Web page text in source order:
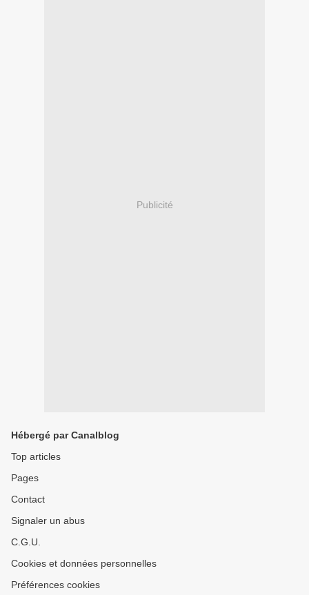
Publicité
Hébergé par Canalblog
Top articles
Pages
Contact
Signaler un abus
C.G.U.
Cookies et données personnelles
Préférences cookies